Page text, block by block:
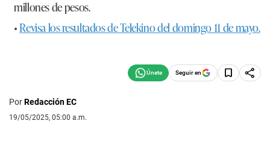
millones de pesos.
•Revisa los resultados de Telekino del domingo 11 de mayo.
Seguir en
PorRedacción EC
19/05/2025, 05:00 a.m.